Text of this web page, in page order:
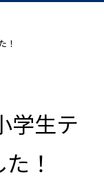
！
学生テ
！